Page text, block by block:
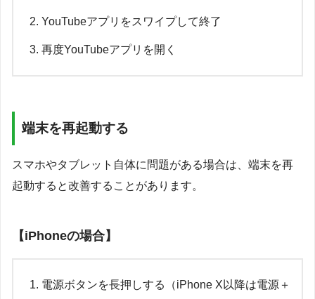
YouTubeアプリをスワイプして終了
再度YouTubeアプリを開く
端末を再起動する
スマホやタブレット自体に問題がある場合は、端末を再
起動すると改善することがあります。
【iPhoneの場合】
電源ボタンを長押しする（iPhone X以降は電源＋